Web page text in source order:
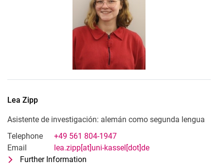
Lea Zipp
Asistente de investigación: alemán como segunda lengua
Telephone
+49 561 804-1947
Email
lea.zipp[at]uni-kassel[dot]de
Further Information